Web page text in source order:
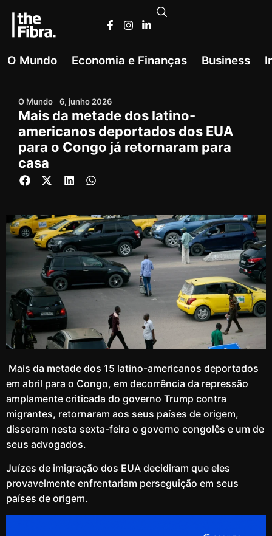
O Mundo Economia e Finanças Business
O Mundo 6, junho 2026
Mais da metade dos latino-
americanos deportados dos EUA
para o Congo já retornaram para
casa
Mais da metade dos 15 latino-americanos deportados
em abril para o Congo, em decorrência da repressão
amplamente criticada do governo Trump contra
migrantes, retornaram aos seus países de origem,
disseram nesta sexta-feira o governo congolês e um de
seus advogados.
Juízes de imigração dos EUA decidiram que eles
provavelmente enfrentariam perseguição em seus
países de origem.